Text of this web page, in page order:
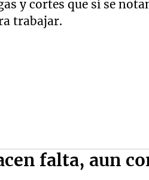
trabajar.
falta, aun